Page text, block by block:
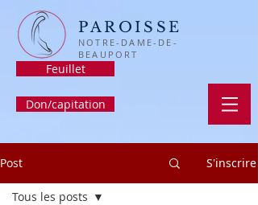
PAROISSE
NOTRE-DAME-DE-
BEAUPORT
Feuillet
Don/capitation
Post S'inscrire
Tous les posts